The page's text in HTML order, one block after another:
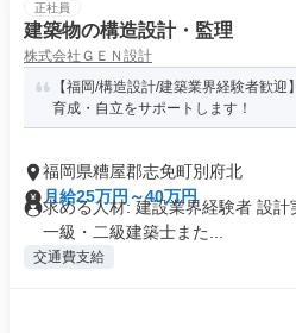
正社員
建築物の構造設計・監理
株式会社ＧＥＮ設計
【福岡/構造設計/建築業界経験者歓
育成・自立をサポートします！
福岡県糟屋郡志免町別府北
月給25万円～40万円
求める人材: 建設業界経験者 設
一級・二級建築士また...
交通費支給